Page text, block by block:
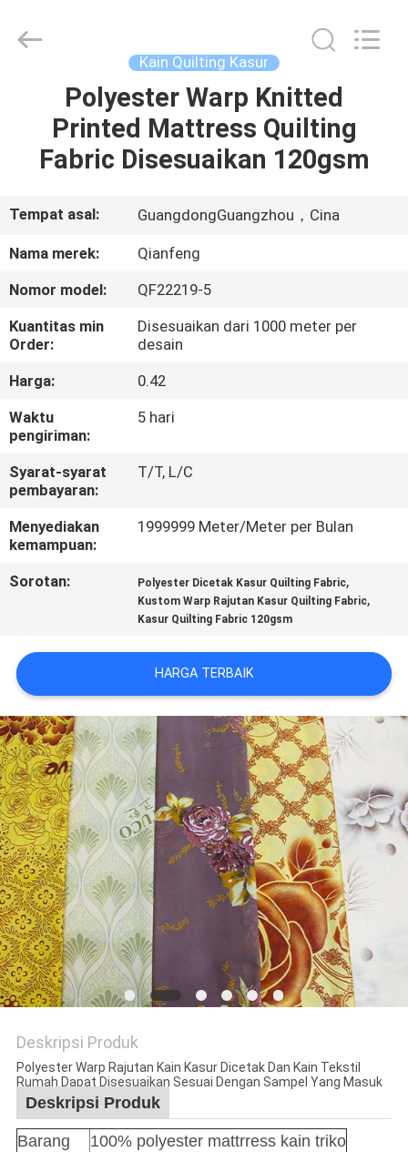
RUMAH
PRODUK
TAMPILAN
VR
TENTANG
KAMI
TUR
PABRIK
KONTROL
HUBUNGI
BERITA
PERMINTAAN
PENAWARAN
SITEMAP
PRIVACY
POLICY
Kain Quilting Kasur
Polyester Warp Knitted
Printed Mattress Quilting
Fabric Disesuaikan 120gsm
Tempat asal: GuangdongGuangzhou，Cina
Nama merek:
Qianfeng
Nomor model:
QF22219-5
Kuantitas min
Order:
Disesuaikan dari 1000 meter per
desain
Harga:
0.42
Waktu
pengiriman:
5 hari
Syarat-syarat
pembayaran:
T/T, L/C
Menyediakan
kemampuan:
1999999 Meter/Meter per Bulan
Sorotan: Polyester Dicetak Kasur Quilting Fabric,
Kustom Warp Rajutan Kasur Quilting Fabric,
Kasur Quilting Fabric 120gsm
HARGA TERBAIK
Deskripsi Produk
Polyester Warp Rajutan Kain Kasur Dicetak Dan Kain Tekstil
Rumah Dapat Disesuaikan Sesuai Dengan Sampel Yang Masuk
Deskripsi Produk
Barang
100% polyester mattrress kain triko